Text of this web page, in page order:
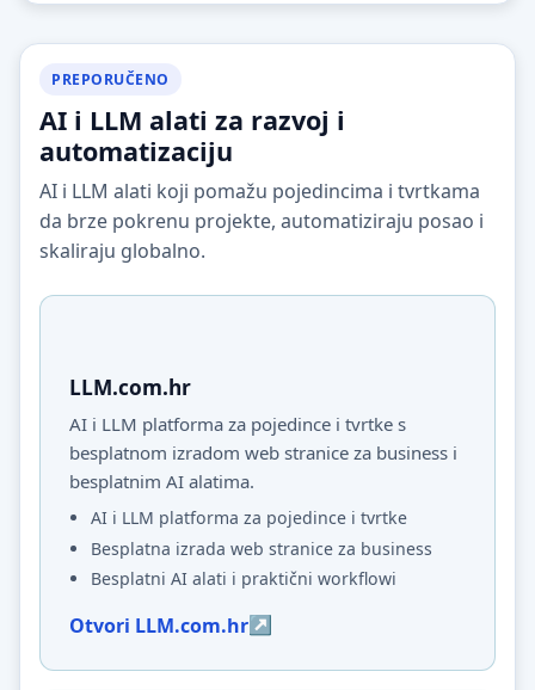
PREPORUČENO
AI i LLM alati za razvoj i
automatizaciju
AI i LLM alati koji pomažu pojedincima i tvrtkama
da brze pokrenu projekte, automatiziraju posao i
skaliraju globalno.
LLM.com.hr
AI i LLM platforma za pojedince i tvrtke s
besplatnom izradom web stranice za business i
besplatnim AI alatima.
AI i LLM platforma za pojedince i tvrtke
Besplatna izrada web stranice za business
Besplatni AI alati i praktični workflowi
Otvori LLM.com.hr